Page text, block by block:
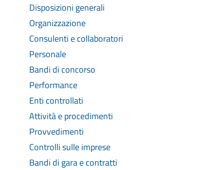
Disposizioni generali
Organizzazione
Consulenti e collaboratori
Personale
Bandi di concorso
Performance
Enti controllati
Attività e procedimenti
Provvedimenti
Controlli sulle imprese
Bandi di gara e contratti